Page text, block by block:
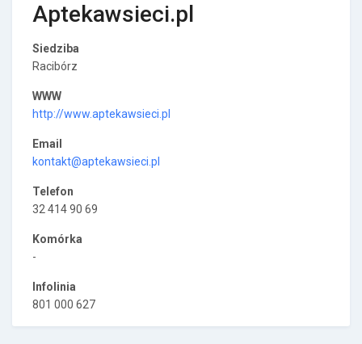
Aptekawsieci.pl
Siedziba
Racibórz
WWW
http://www.aptekawsieci.pl
Email
kontakt@aptekawsieci.pl
Telefon
32 414 90 69
Komórka
-
Infolinia
801 000 627